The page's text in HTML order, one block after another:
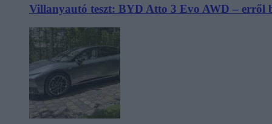
Villanyautó teszt: BYD Atto 3 Evo AWD – erről